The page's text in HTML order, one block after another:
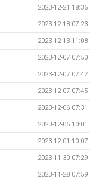
2023-12-21 18:35
2023-12-18 07:23
2023-12-13 11:08
2023-12-07 07:50
2023-12-07 07:47
2023-12-07 07:45
2023-12-06 07:31
2023-12-05 10:01
2023-12-01 10:07
2023-11-30 07:29
2023-11-28 07:59